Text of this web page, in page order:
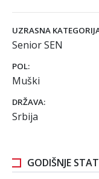
UZRASNA
Senior SEN
POL:
Muški
DRŽAVA:
Srbija
GODIŠNJE